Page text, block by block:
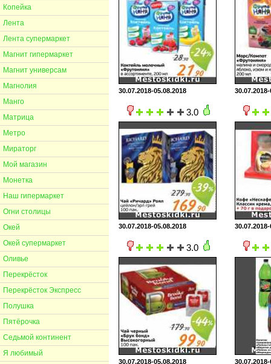
Копейка
Лента
Лента супермаркет
Магнит гипермаркет
Магнит универсам
Магнолия
Манго
Матрица
Метро
Мираторг
Мой магазин
Монетка
Наш гипермаркет
Огни столицы
Окей
Окей супермаркет
Оливье
Перекрёсток
Перекрёсток Экспресс
Полушка
Пятёрочка
Седьмой континент
Я любимый
30.07.2018-05.08.2018
3.0
30.07.2018-05.08.2018
3.0
30.07.2018-05.08.2018